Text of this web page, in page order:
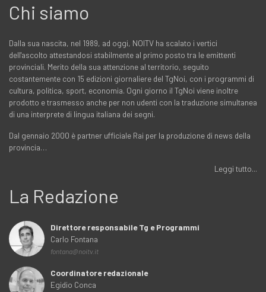
Chi siamo
Dalla sua nascita, nel 1989, ad oggi, NOITV ha scalato i vertici
dell'ascolto attestandosi stabilmente al primo posto tra le emittenti
provinciali. Merito della sua attenzione al territorio, seguito
costantemente con 15 edizioni giornaliere del TgNoi, con i programmi di
cultura, politica, sport, economia. Ogni giorno il TgNoi viene inoltre
prodotto e trasmesso anche per non udenti con la traduzione simultanea
di una interprete di lingua italiana dei segni.
Dal gennaio 2000 è partner ufficiale Rai per la produzione di news della
provincia…
Leggi tutto...
La Redazione
Direttore responsabile Tg e Programmi
Carlo Fontana
fontana@noitv.it
Coordinatore redazionale
Egidio Conca